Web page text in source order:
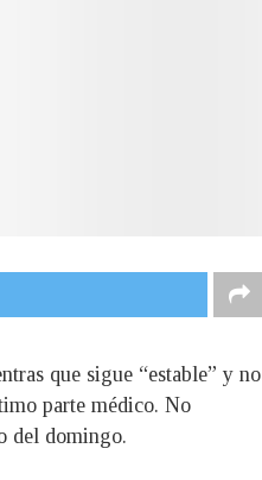
que sigue “estable” y no
parte médico. No
del domingo.